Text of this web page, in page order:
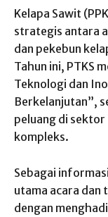
Kelapa Sawit
strategis antara
dan pekebun
Tahun ini, PTKS
Teknologi dan
Berkelanjutan”,
peluang di
kompleks.
Sebagai
utama acara dan
dengan